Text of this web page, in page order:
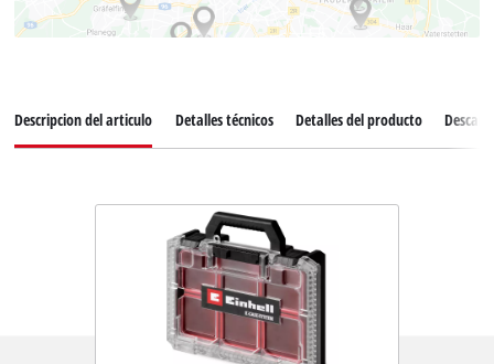
Descripcion del articulo Detalles técnicos Detalles del producto